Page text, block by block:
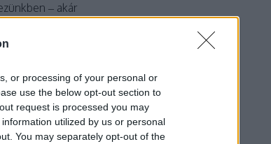
or processing of your personal or
use the below opt-out section to
request is processed you may
utilized by us or personal
You may separately opt-out of the
– akár
a Rákok!